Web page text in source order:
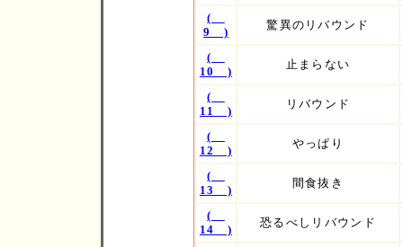
(
9 )
驚異のリバウンド
(
10 )
止まらない
(
11 )
リバウンド
(
12 )
やっぱり
(
13 )
間食抜き
(
14 )
恐るべしリバウンド